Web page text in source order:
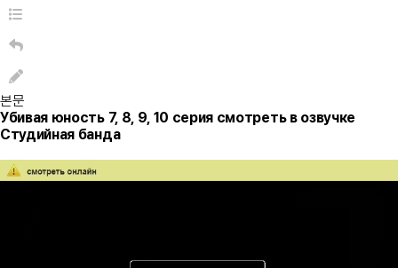
본문
Убивая юность 7, 8, 9, 10 серия смотреть в озвучке
Студийная банда